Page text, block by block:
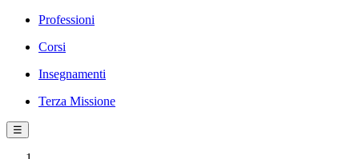
Professioni
Corsi
Insegnamenti
Terza Missione
☰